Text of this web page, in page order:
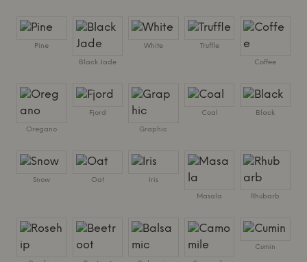
Pine
Black Jade
White Truffle
Coffee
Oregano
Fjord
Graphic
Coal Black
Snow Oat Iris
Masala Rhubarb
Cumin